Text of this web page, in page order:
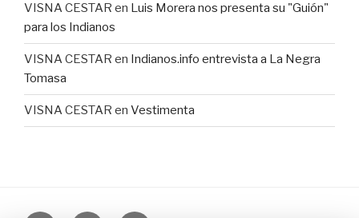
VISNA CESTAR en Luis Morera nos presenta su "Guión"
para los Indianos
VISNA CESTAR en Indianos.info entrevista a La Negra
Tomasa
VISNA CESTAR en Vestimenta